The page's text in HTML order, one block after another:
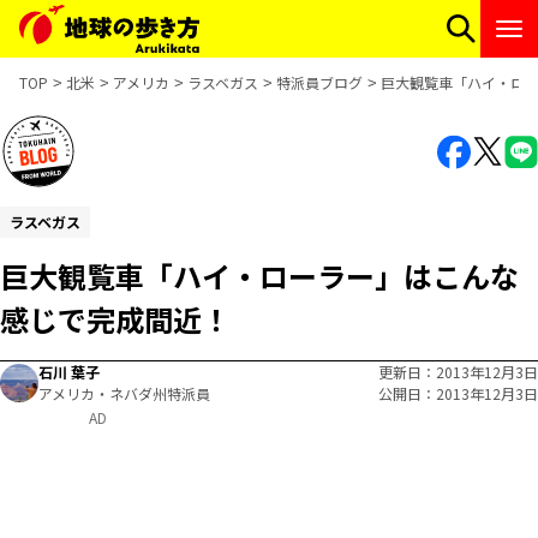
TOP 北米 アメリカ ラスベガス 特派員ブログ 巨大観覧車「ハイ・ロ
ラスベガス
巨大観覧車「ハイ・ローラー」はこんな
感じで完成間近！
石川 葉子
アメリカ・ネバダ州特派員
更新日
2013年12月3日
公開日
2013年12月3日
AD